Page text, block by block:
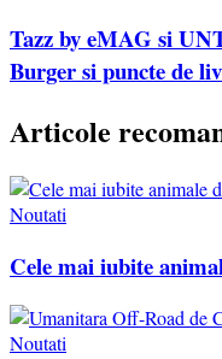
Tazz by eMAG si
Burger si puncte de
Articole
Noutati
Cele mai iubite
Noutati